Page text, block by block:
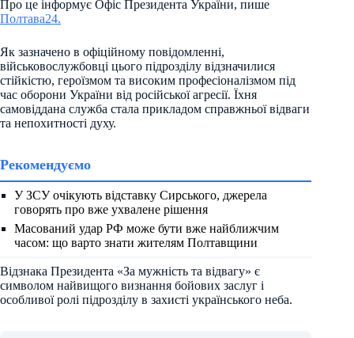
Про це інформує Офіс Президента України, пише
Полтава24.
Як зазначено в офіційному повідомленні,
військовослужбовці цього підрозділу відзначилися
стійкістю, героїзмом та високим професіоналізмом під
час оборони України від російської агресії. Їхня
самовіддана служба стала прикладом справжньої відваги
та непохитності духу.
Рекомендуємо
У ЗСУ очікують відставку Сирського, джерела
говорять про вже ухвалене рішення
Масований удар РФ може бути вже найближчим
часом: що варто знати жителям Полтавщини
Відзнака Президента «За мужність та відвагу» є
символом найвищого визнання бойових заслуг і
особливої ролі підрозділу в захисті українського неба.